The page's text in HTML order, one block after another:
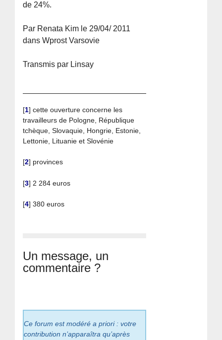
de 24%.
Par Renata Kim le 29/04/ 2011
dans Wprost Varsovie
Transmis par Linsay
[1]cette ouverture concerne les
travailleurs de Pologne, République
tchèque, Slovaquie, Hongrie, Estonie,
Lettonie, Lituanie et Slovénie
[2] provinces
[3] 2 284 euros
[4]380 euros
Un message, un
commentaire ?
Ce forum est modéré a priori : votre
contribution n’apparaîtra qu’après